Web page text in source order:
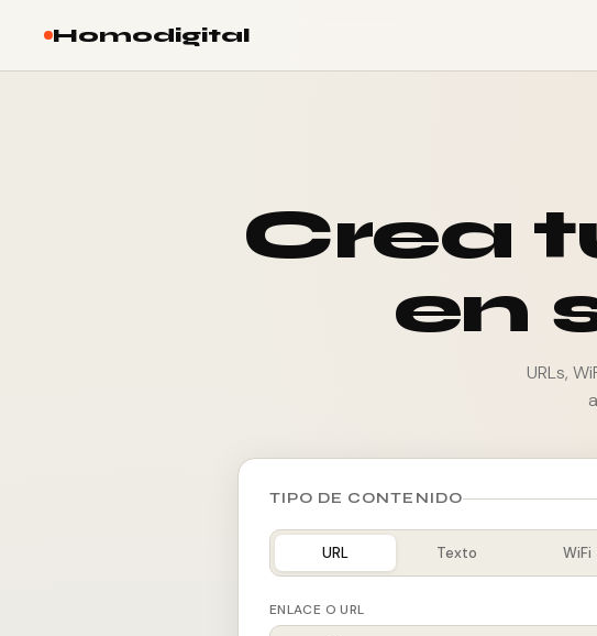
Homodigital
Crea
en
URLs,
TIPO DE CONTENIDO
URL Texto WiFi
ENLACE O URL